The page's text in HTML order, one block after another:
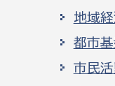
地域
都市
市民活